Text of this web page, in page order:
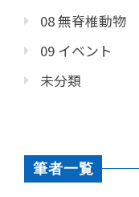
08 無脊椎動物
09 イベント
未分類
筆者一覧